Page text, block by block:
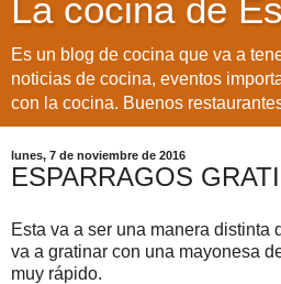
La cocina de
Es un blog de cocina que va a
noticias de cocina, eventos
con la cocina. Buenos
lunes, 7 de noviembre de 2016
ESPARRAGOS
Esta va a ser una manera distinta
va a gratinar con una mayonesa
muy rápido.